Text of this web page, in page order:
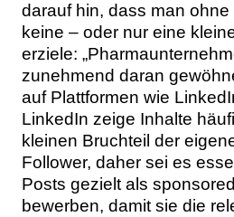
darauf hin, dass man
keine – oder nur eine
erziele:
zunehmend daran
auf Plattformen wie
LinkedIn zeige Inhalte
kleinen Bruchteil der
Follower, daher sei es
Posts gezielt als
bewerben, damit sie die